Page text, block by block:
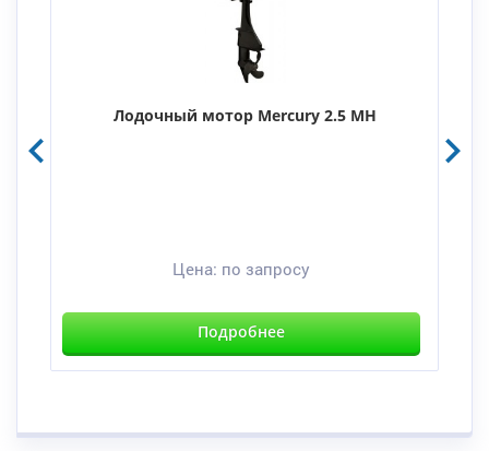
Лодочный мотор Mercury 2.5 MH
Цена: по запросу
Подробнее